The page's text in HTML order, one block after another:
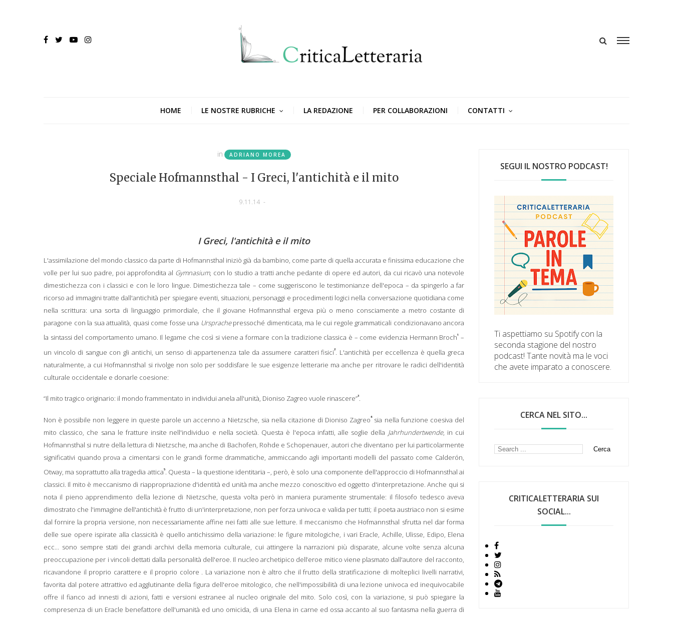
HOME LE NOSTRE RUBRICHE LA REDAZIONE PER COLLABORAZIONI CONTATTI
in ADRIANO MOREA
Speciale Hofmannsthal - I Greci, l'antichità e il mito
9.11.14 -
I Greci, l'antichità e il mito
L'assimilazione del mondo classico da parte di Hofmannsthal iniziò già da bambino, come parte di quella accurata e finissima educazione che
volle per lui suo padre, poi approfondita al Gymnasium, con lo studio a tratti anche pedante di opere ed autori, da cui ricavò una notevole
dimestichezza con i classici e con le loro lingue. Dimestichezza tale – come suggeriscono le testimonianze dell'epoca – da spingerlo a far
ricorso ad immagini tratte dall'antichità per spiegare eventi, situazioni, personaggi e procedimenti logici nella conversazione quotidiana come
nella scrittura: una sorta di linguaggio primordiale, che il giovane Hofmannsthal ergeva più o meno consciamente a metro costante di
paragone con la sua attualità, quasi come fosse una Ursprachepressoché dimenticata, ma le cui regole grammaticali condizionavano ancora
la sintassi del comportamento umano. Il legame che così si viene a formare con la tradizione classica è – come evidenzia Hermann Broch1
–
un vincolo di sangue con gli antichi, un senso di appartenenza tale da assumere caratteri fisici2
. L'antichità per eccellenza è quella greca
naturalmente, a cui Hofmannsthal si rivolge non solo per soddisfare le sue esigenze letterarie ma anche per ritrovare le radici dell'identità
culturale occidentale e donarle coesione:
“Il mito tragico originario: il mondo frammentato in individui anela all'unità, Dioniso Zagreo vuole rinascere”3.
Non è possibile non leggere in queste parole un accenno a Nietzsche, sia nella citazione di Dioniso Zagreo4sia nella funzione coesiva del
mito classico, che sana le fratture insite nell'individuo e nella società. Questa è l'epoca infatti, alle soglie della Jahrhundertwende, in cui
Hofmannsthal si nutre della lettura di Nietzsche, ma anche di Bachofen, Rohde e Schopenauer, autori che diventano per lui particolarmente
significativi quando prova a cimentarsi con le grandi forme drammatiche, ammiccando agli importanti modelli del passato come Calderón,
Otway, ma soprattutto alla tragedia attica5. Questa – la questione identitaria –, però, è solo una componente dell'approccio di Hofmannsthal ai
classici. Il mito è meccanismo di riappropriazione d'identità ed unità ma anche mezzo conoscitivo ed oggetto d'interpretazione. Anche qui si
nota il pieno apprendimento della lezione di Nietzsche, questa volta però in maniera puramente strumentale: il filosofo tedesco aveva
dimostrato che l'immagine dell'antichità è frutto di un'interpretazione, non per forza univoca e valida per tutti; il poeta austriaco non si esime
dal fornire la propria versione, non necessariamente affine nei fatti alle sue letture. Il meccanismo che Hofmannsthal sfrutta nel dar forma
delle sue opere ispirate alla classicità è quello antichissimo della variazione: le figure mitologiche, i vari Eracle, Achille, Ulisse, Edipo, Elena
ecc... sono sempre stati dei grandi archivi della memoria culturale, cui attingere la narrazioni più disparate, alcune volte senza alcuna
preoccupazione per i vincoli dettati dalla personalità dell'eroe. Il nucleo archetipico dell’eroe mitico viene plasmato dall'autore del racconto,
ricavandone il proprio carattere e il proprio colore . La variazione non è altro che il frutto della stratificazione di molteplici livelli narrativi,
favorita dal potere attrattivo ed agglutinante della figura dell'eroe mitologico, che nell'impossibilità di una lezione univoca ed inequivocabile
offre il fianco ad innesti di azioni, fatti e versioni estranee al nucleo originale del mito. Solo così, con la variazione, si può spiegare la
compresenza di un Eracle benefattore dell'umanità ed uno omicida, di una Elena in carne ed ossa accanto al suo fantasma nella guerra di
SEGUI IL NOSTRO PODCAST!
Ti aspettiamo su Spotify con la
seconda stagione del nostro
podcast! Tante novità ma le voci
che avete imparato a conoscere.
CERCA NEL SITO...
CRITICALETTERARIA SUI
SOCIAL...